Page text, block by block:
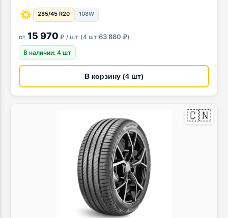
285/45 R20 108W
от 15 970 ₽ / шт·(4 шт:63 880 ₽)
В наличии: 4 шт
В корзину (4 шт)
🇨🇳